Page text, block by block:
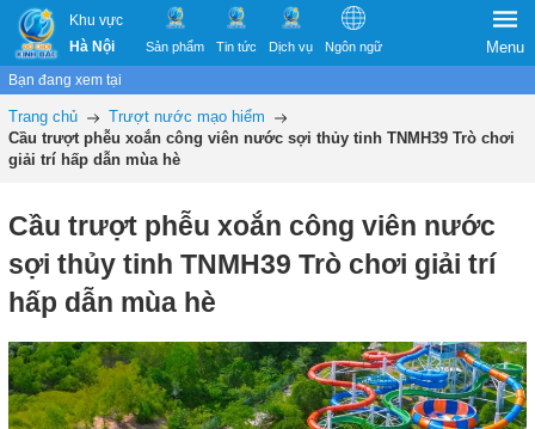
Khu vực
Hà Nội
Sản phẩm Tin tức Dịch vụ Ngôn ngữ Menu
Bạn đang xem tại
Trang chủ
Trượt nước mạo hiểm
Cầu trượt phễu xoắn công viên nước sợi thủy tinh TNMH39 Trò chơi
giải trí hấp dẫn mùa hè
Cầu trượt phễu xoắn công viên nước
sợi thủy tinh TNMH39 Trò chơi giải trí
hấp dẫn mùa hè